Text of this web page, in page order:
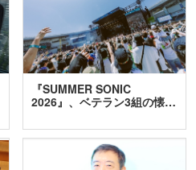
『SUMMER SONIC
2026』、ベテラン3組の懐…